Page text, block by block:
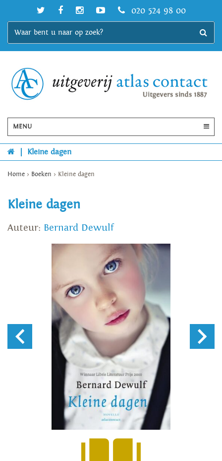
020 524 98 00
MENU
Kleine dagen
Home > Boeken > Kleine dagen
Kleine dagen
Auteur: Bernard Dewulf